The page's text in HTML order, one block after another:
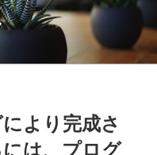
より完成さ
は、プログ